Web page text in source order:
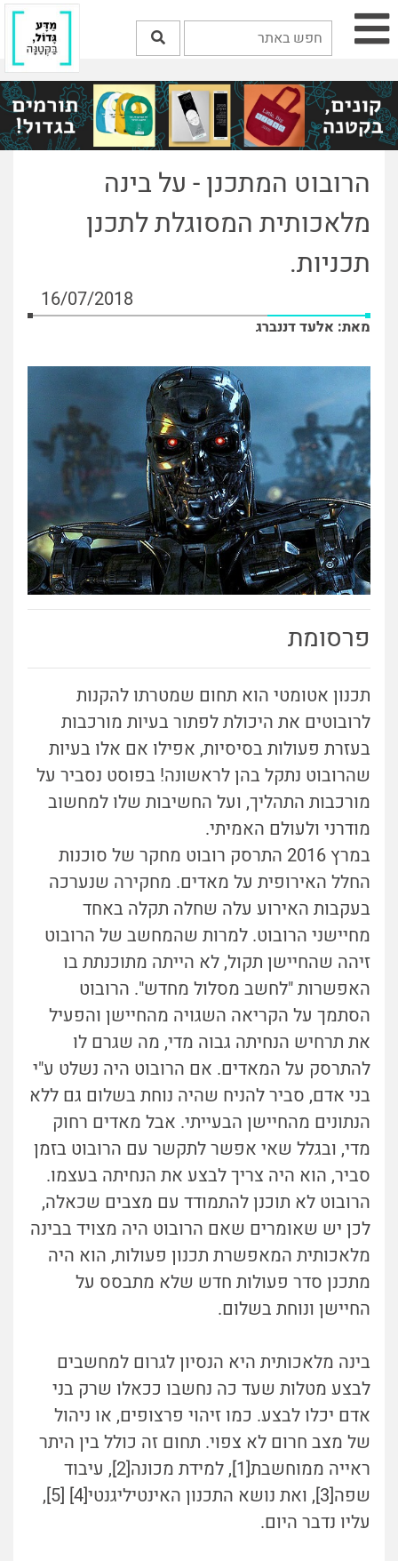
הרובוט המתכנן - על בינה
מלאכותית המסוגלת לתכנן
תכניות.
16/07/2018
מאת: אלעד דננברג
פרסומת
תכנון אטומטי הוא תחום שמטרתו להקנות
לרובוטים את היכולת לפתור בעיות מורכבות
בעזרת פעולות בסיסיות, אפילו אם אלו בעיות
שהרובוט נתקל בהן לראשונה! בפוסט נסביר על
מורכבות התהליך, ועל החשיבות שלו למחשוב
מודרני ולעולם האמיתי.
במרץ 2016 התרסק רובוט מחקר של סוכנות
החלל האירופית על מאדים. מחקירה שנערכה
בעקבות האירוע עלה שחלה תקלה באחד
מחיישני הרובוט. למרות שהמחשב של הרובוט
זיהה שהחיישן תקול, לא הייתה מתוכנתת בו
האפשרות "לחשב מסלול מחדש". הרובוט
הסתמך על הקריאה השגויה מהחיישן והפעיל
את תרחיש הנחיתה גבוה מדי, מה שגרם לו
להתרסק על המאדים. אם הרובוט היה נשלט ע"י
בני אדם, סביר להניח שהיה נוחת בשלום גם ללא
הנתונים מהחיישן הבעייתי. אבל מאדים רחוק
מדי, ובגלל שאי אפשר לתקשר עם הרובוט בזמן
סביר, הוא היה צריך לבצע את הנחיתה בעצמו.
הרובוט לא תוכנן להתמודד עם מצבים שכאלה,
לכן יש שאומרים שאם הרובוט היה מצויד בבינה
מלאכותית המאפשרת תכנון פעולות, הוא היה
מתכנן סדר פעולות חדש שלא מתבסס על
החיישן ונוחת בשלום.
בינה מלאכותית היא הנסיון לגרום למחשבים
לבצע מטלות שעד כה נחשבו ככאלו שרק בני
אדם יכלו לבצע. כמו זיהוי פרצופים, או ניהול
של מצב חרום לא צפוי. תחום זה כולל בין היתר
ראייה ממוחשבת[1], למידת מכונה[2], עיבוד
שפה[3], ואת נושא התכנון האינטיליגנטי[4] [5],
עליו נדבר היום.